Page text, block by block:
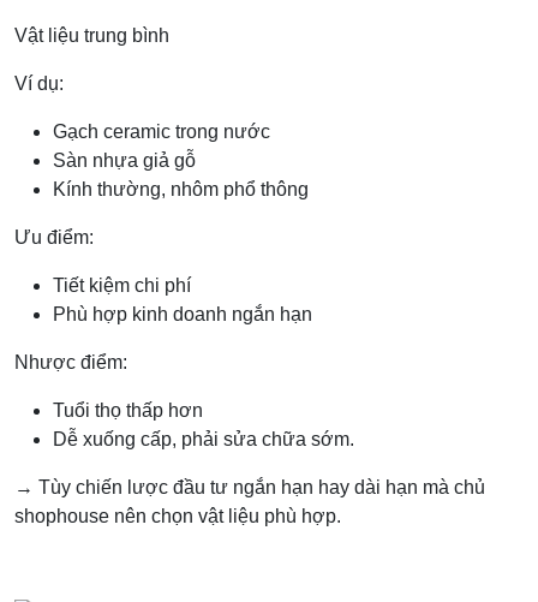
Vật liệu trung bình
Ví dụ:
Gạch ceramic trong nước
Sàn nhựa giả gỗ
Kính thường, nhôm phổ thông
Ưu điểm:
Tiết kiệm chi phí
Phù hợp kinh doanh ngắn hạn
Nhược điểm:
Tuổi thọ thấp hơn
Dễ xuống cấp, phải sửa chữa sớm.
→ Tùy chiến lược đầu tư ngắn hạn hay dài hạn mà chủ
shophouse nên chọn vật liệu phù hợp.